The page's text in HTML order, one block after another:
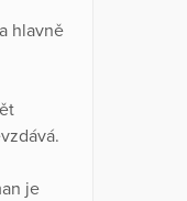
hlavně
je